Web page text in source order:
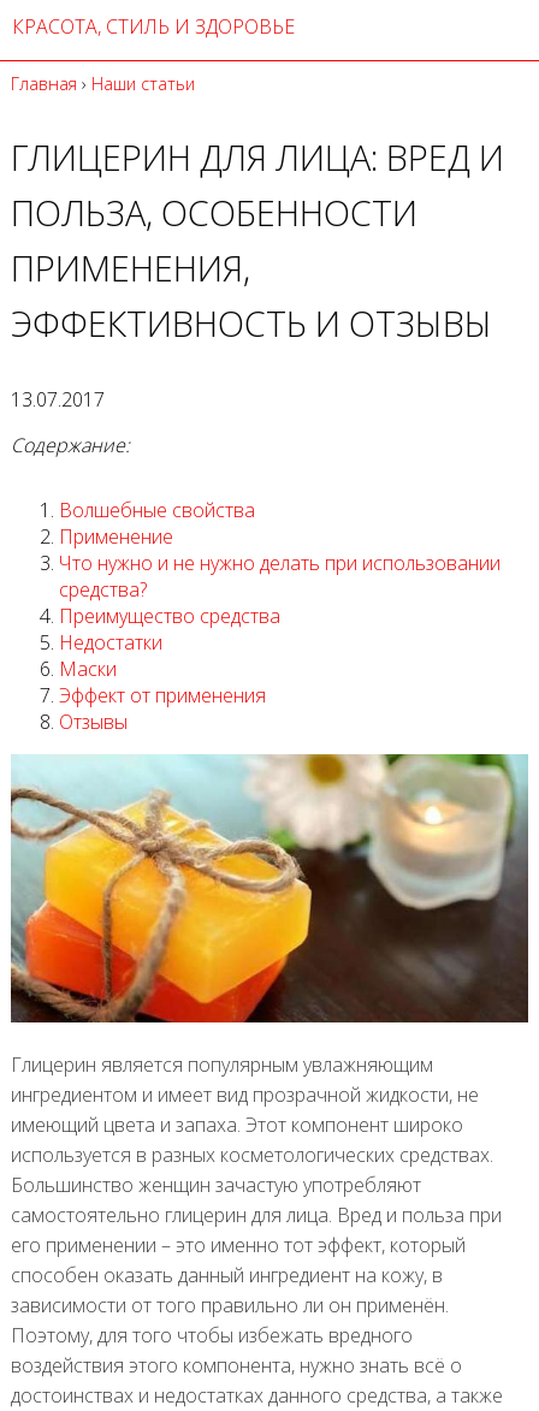
КРАСОТА, СТИЛЬ И ЗДОРОВЬЕ
Главная › Наши статьи
ГЛИЦЕРИН ДЛЯ ЛИЦА: ВРЕД И
ПОЛЬЗА, ОСОБЕННОСТИ
ПРИМЕНЕНИЯ,
ЭФФЕКТИВНОСТЬ И ОТЗЫВЫ
13.07.2017
Содержание:
Волшебные свойства
Применение
Что нужно и не нужно делать при использовании
средства?
Преимущество средства
Недостатки
Маски
Эффект от применения
Отзывы
Глицерин является популярным увлажняющим
ингредиентом и имеет вид прозрачной жидкости, не
имеющий цвета и запаха. Этот компонент широко
используется в разных косметологических средствах.
Большинство женщин зачастую употребляют
самостоятельно глицерин для лица. Вред и польза при
его применении – это именно тот эффект, который
способен оказать данный ингредиент на кожу, в
зависимости от того правильно ли он применён.
Поэтому, для того чтобы избежать вредного
воздействия этого компонента, нужно знать всё о
достоинствах и недостатках данного средства, а также